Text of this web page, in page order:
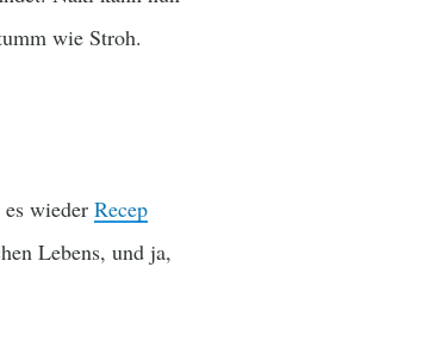
wie Stroh.
wieder Recep
Lebens, und ja,